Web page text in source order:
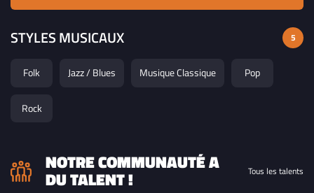
STYLES MUSICAUX 5
Folk Jazz / Blues Musique Classique Pop
Rock
NOTRE COMMUNAUTÉ A
DU TALENT ! Tous les talents